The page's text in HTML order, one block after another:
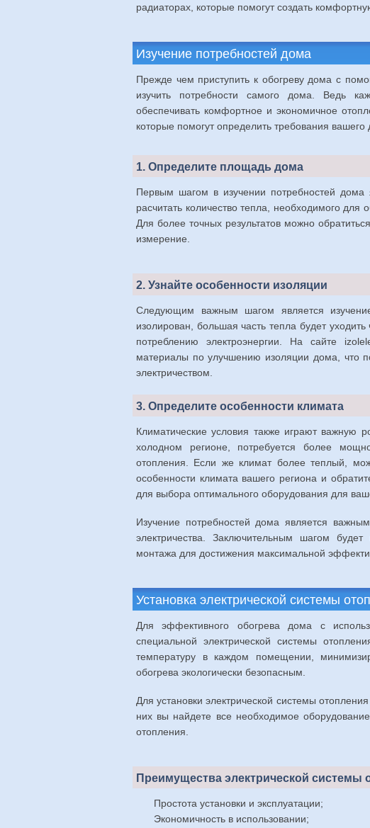
радиаторах, которые помогут создать
Изучение потребностей дома
Прежде чем приступить к обогреву дома с
изучить потребности самого дома. Ведь
обеспечивать комфортное и экономичное
которые помогут определить требования
1. Определите площадь дома
Первым шагом в изучении потребностей дома
расчитать количество тепла, необходимого
Для более точных результатов можно
измерение.
2. Узнайте особенности изоляции
Следующим важным шагом является
изолирован, большая часть тепла будет
потреблению электроэнергии. На сайте
материалы по улучшению изоляции дома, что
электричеством.
3. Определите особенности климата
Климатические условия также играют
холодном регионе, потребуется более
отопления. Если же климат более теплый,
особенности климата вашего региона и
для выбора оптимального оборудования для
Изучение потребностей дома является
электричества. Заключительным шагом
монтажа для достижения максимальной
Установка электрической системы
Для эффективного обогрева дома с
специальной электрической системы
температуру в каждом помещении,
обогрева экологически безопасным.
Для установки электрической системы
них вы найдете все необходимое
отопления.
Преимущества электрической системы
Простота установки и эксплуатации;
Экономичность в использовании;